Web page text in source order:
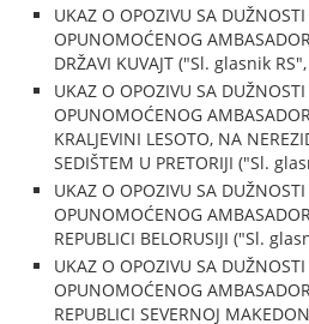
UKAZ O OPOZIVU SA
OPUNOMOĆENOG
DRŽAVI KUVAJT ("Sl. glasnik
UKAZ O OPOZIVU SA
OPUNOMOĆENOG
KRALJEVINI LESOTO, NA
SEDIŠTEM U PRETORIJI ("Sl.
UKAZ O OPOZIVU SA
OPUNOMOĆENOG
REPUBLICI BELORUSIJI ("Sl.
UKAZ O OPOZIVU SA
OPUNOMOĆENOG
REPUBLICI SEVERNOJ